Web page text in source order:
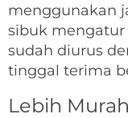
menggunakan
sibuk mengatur
sudah diurus
tinggal terima
Lebih Murah